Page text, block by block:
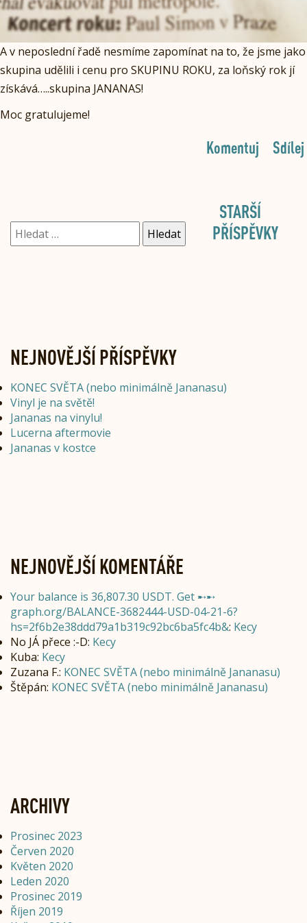
A v neposlední řadě nesmíme zapomínat na to, že jsme jako
skupina udělili i cenu pro SKUPINU ROKU, za loňský rok jí
získává…..skupina JANANAS!
Moc gratulujeme!
Sdílej
Komentuj
NAVIGACE
STARŠÍ
PŘÍSPĚVKY
Vyhledávání
NEJNOVĚJŠÍ PŘÍSPĚVKY
KONEC SVĚTA (nebo minimálně Jananasu)
Vinyl je na světě!
Jananas na vinylu!
Lucerna aftermovie
Jananas v kostce
NEJNOVĚJŠÍ KOMENTÁŘE
Your balance is 36,807.30 USDT. Get ➸➸
graph.org/BALANCE-3682444-USD-04-21-6?
hs=2f6b2e38ddd79a1b319c92bc6ba5fc4b&: Kecy
No JÁ přece :-D: Kecy
Kuba: Kecy
Zuzana F.: KONEC SVĚTA (nebo minimálně Jananasu)
Štěpán: KONEC SVĚTA (nebo minimálně Jananasu)
ARCHIVY
Prosinec 2023
Červen 2020
Květen 2020
Leden 2020
Prosinec 2019
Říjen 2019